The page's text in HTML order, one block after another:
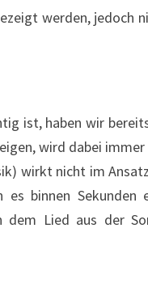
werden, jedoch
ist, haben wir
wird dabei
wirkt nicht im
binnen Sekunden
dem Lied aus der